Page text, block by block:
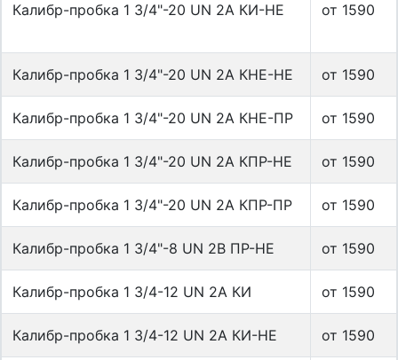
Калибр-пробка 1 3/4"-20 UN 2A КИ-НЕ от 1590
Калибр-пробка 1 3/4"-20 UN 2A КНЕ-НЕ от 1590
Калибр-пробка 1 3/4"-20 UN 2A КНЕ-ПР от 1590
Калибр-пробка 1 3/4"-20 UN 2A КПР-НЕ от 1590
Калибр-пробка 1 3/4"-20 UN 2A КПР-ПР от 1590
Калибр-пробка 1 3/4"-8 UN 2B ПР-НЕ от 1590
Калибр-пробка 1 3/4-12 UN 2A КИ от 1590
Калибр-пробка 1 3/4-12 UN 2A КИ-НЕ от 1590